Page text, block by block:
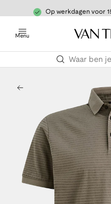
Op werkdagen voor
Menu